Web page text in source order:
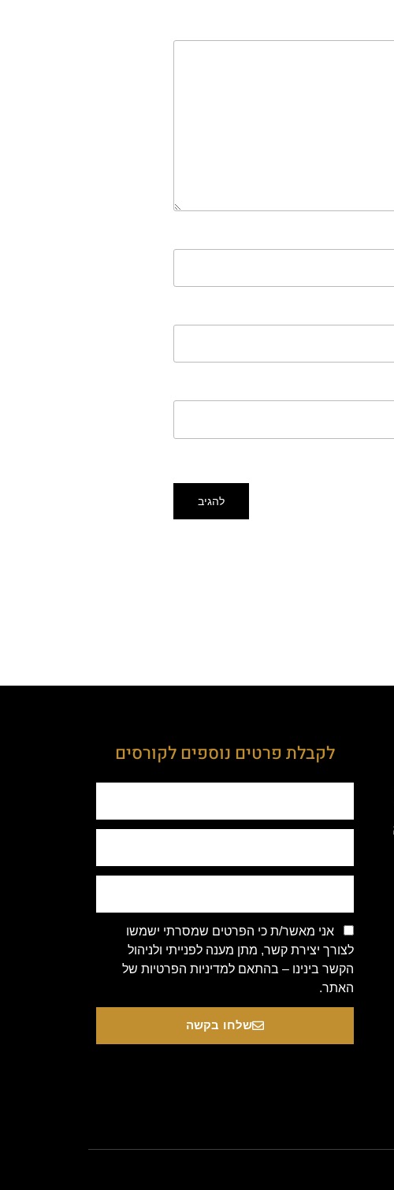
לקבלת פרטים נוספים לקורסים
אני מאשר/ת כי הפרטים שמסרתי ישמשו
לצורך יצירת קשר, מתן מענה לפנייתי ולניהול
הקשר בינינו – בהתאם למדיניות הפרטיות של
האתר.
שלחו בקשה